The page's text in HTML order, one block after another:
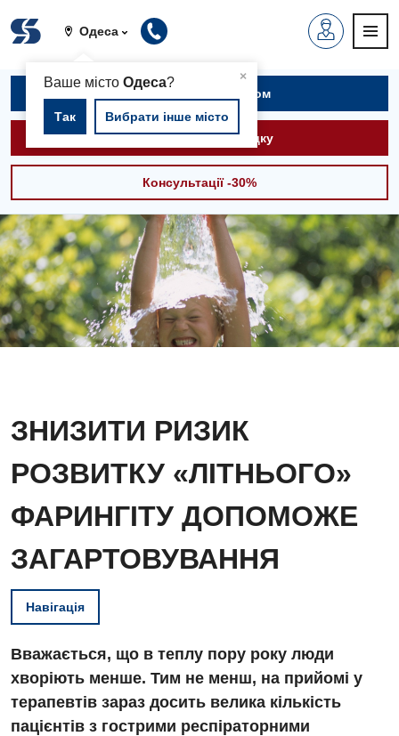
Одеса
×
Ваше містоОдеса?
Так Вибрати інше місто
Записатися на прийом
Викликати швидку
Консультації -30%
ЗНИЗИТИ РИЗИК
РОЗВИТКУ «ЛІТНЬОГО»
ФАРИНГІТУ ДОПОМОЖЕ
ЗАГАРТОВУВАННЯ
Навігація
Вважається, що в теплу пору року люди
хворіють менше. Тим не менш, на прийомі у
терапевтів зараз досить велика кількість
пацієнтів з гострими респіраторними